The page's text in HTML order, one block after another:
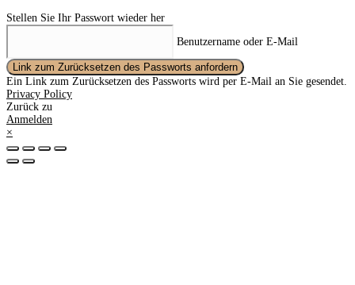
Stellen Sie Ihr Passwort wieder her
Benutzername oder E-Mail
Link zum Zurücksetzen des Passworts anfordern
Ein Link zum Zurücksetzen des Passworts wird per E-Mail an Sie gesendet.
Privacy Policy
Zurück zu
Anmelden
×